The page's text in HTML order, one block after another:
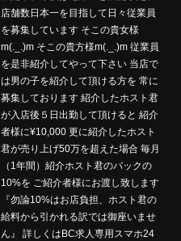
店舗数日本一を目指して日々従業員
を募集しています そこの貴女様
m(._.)m そこの貴方様m(._.)m 従業員
を是非紹介してやって下さい 当店で
は男の子を紹介して頂ける方を 常に
募集しております 紹介したホスト君
が入店後５日出勤して頂けると 紹介
者様に¥10,000 更に紹介したホスト
君が売り上げ50万を超えた場合 毎月
（1年間）紹介ホスト君のバックの
10%を ご紹介者様にお渡し致します
『勿論10%はお店負担、ホスト君の
給料から引かれる訳では御座いませ
ん』 詳しくはBC求人専用スマホ24